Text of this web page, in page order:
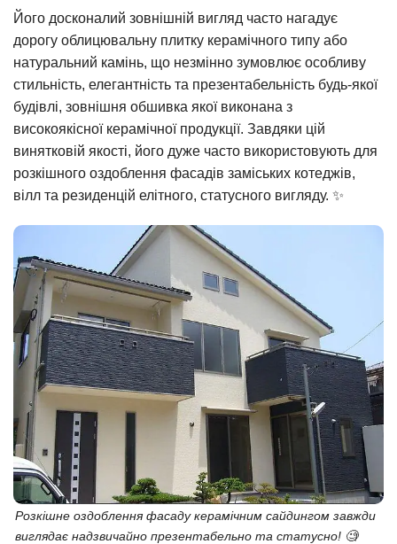
Його досконалий зовнішній вигляд часто нагадує
дорогу облицювальну плитку керамічного типу або
натуральний камінь, що незмінно зумовлює особливу
стильність, елегантність та презентабельність будь-якої
будівлі, зовнішня обшивка якої виконана з
високоякісної керамічної продукції. Завдяки цій
винятковій якості, його дуже часто використовують для
розкішного оздоблення фасадів заміських котеджів,
вілл та резиденцій елітного, статусного вигляду. ✨
Розкішне оздоблення фасаду керамічним сайдингом завжди
виглядає надзвичайно презентабельно та статусно! 🧐